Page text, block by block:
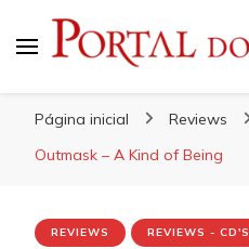
Página inicial Reviews
Outmask – A Kind of Being
REVIEWS REVIEWS - CD'S